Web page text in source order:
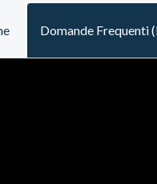
Domande Frequenti